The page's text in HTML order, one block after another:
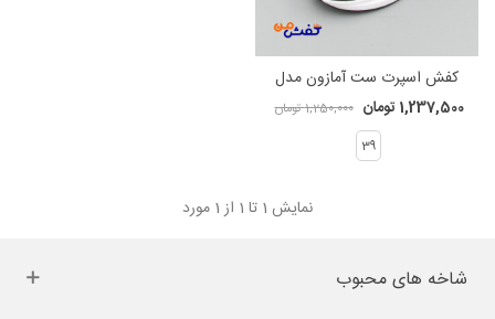
کفش اسپرت ست آمازون مدل
ایکس کد 11641,237,500 تومان
1,250,000 تومان
39
نمایش 1 تا 1 از 1 مورد
شاخه های محبوب